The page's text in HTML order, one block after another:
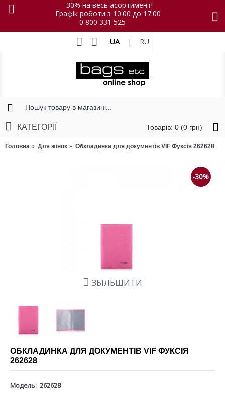
-30% на весь асортимент!
Графік роботи з 10:00 до 17:00
0 800 331 525
UA | RU
Товарів: 0 (0 грн)
КАТЕГОРІЇ
Головна Для жінок Обкладинка для документів VIF Фуксія 262628
-30%
ЗБІЛЬШИТИ
ОБКЛАДИНКА ДЛЯ ДОКУМЕНТІВ VIF ФУКСІЯ
262628
Модель: 262628